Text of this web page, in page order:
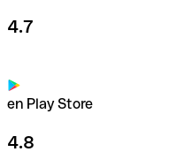
4.7
en Play Store
4.8